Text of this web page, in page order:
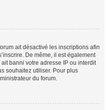
ait désactivé les inscriptions afin
De même, il est également
banni votre adresse IP ou interdit
souhaitez utiliser. Pour plus
du forum.